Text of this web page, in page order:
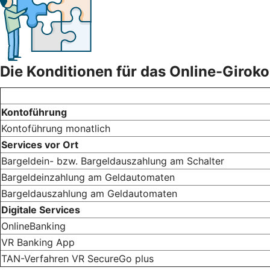
Die Konditionen für das Online-
Kontoführung
Kontoführung monatlich
Services vor Ort
Bargeldein- bzw. Bargeldauszahlung am Schalter
Bargeldeinzahlung am Geldautomaten
Bargeldauszahlung am Geldautomaten
Digitale Services
OnlineBanking
VR Banking App
TAN-Verfahren VR SecureGo plus